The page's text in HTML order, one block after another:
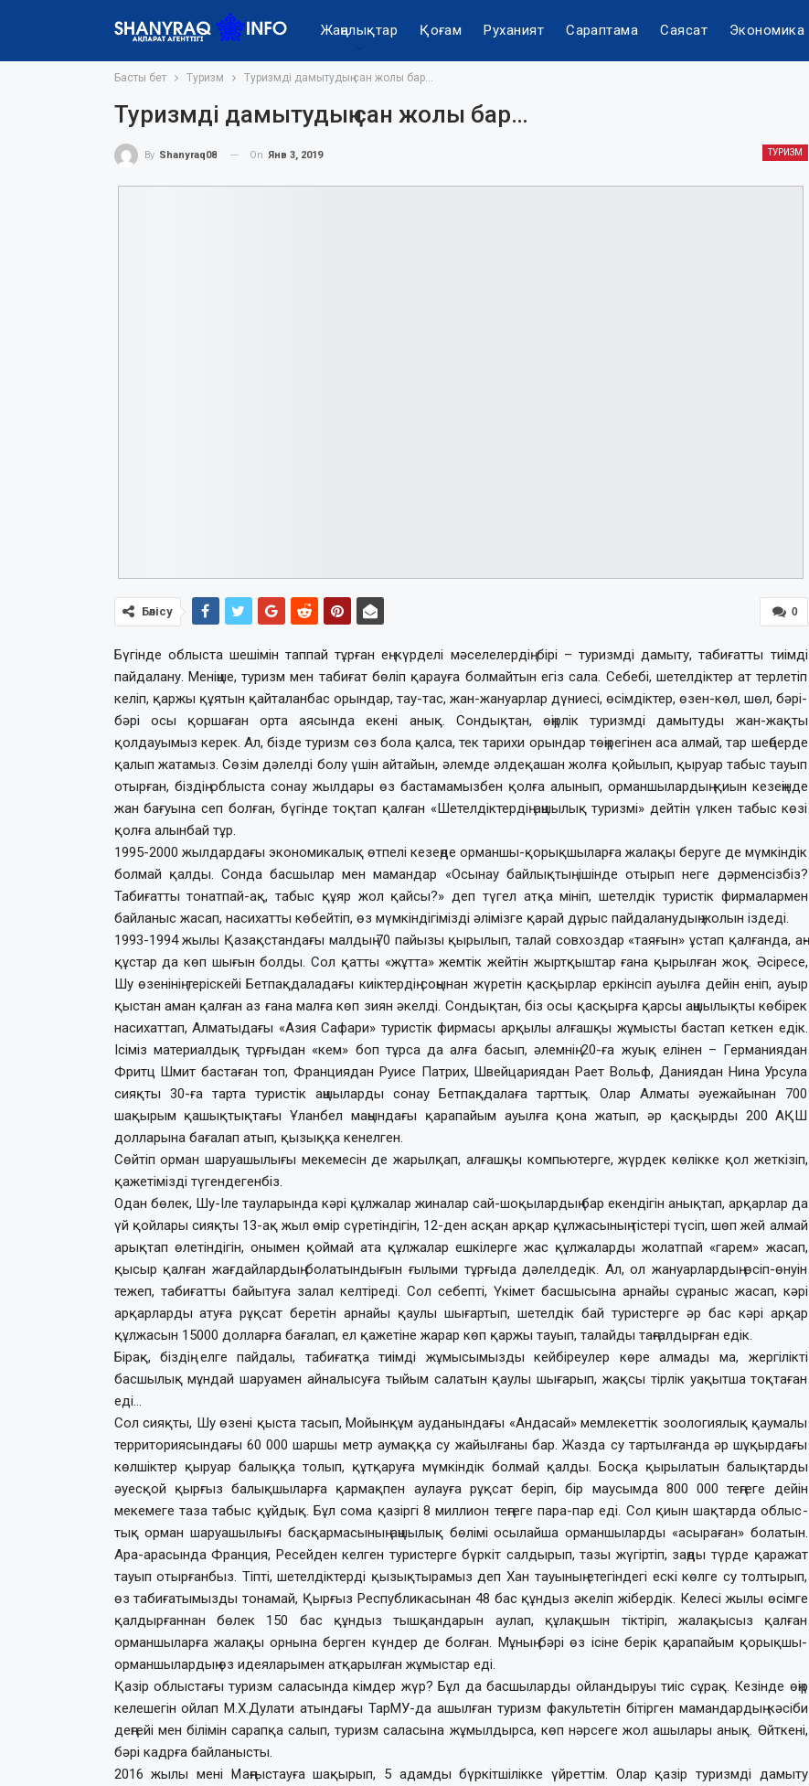
Жаңалықтар Қоғам Руханият Сараптама Саясат Экономика
Басты бет Туризм Туризмді дамытудың сан жолы бар…
Туризмді дамытудың сан жолы бар…
ТУРИЗМ
By Shanyraq08 On Янв 3, 2019
0
Бөлісу
Бүгінде облыста шешімін таппай тұрған ең күрделі мәселелердің бірі – туризмді дамыту, табиғатты тиімді
пайдалану. Меніңше, туризм мен табиғат бөліп қарауға болмайтын егіз сала. Себебі, шетелдіктер ат терлетіп
келіп, қаржы құятын қайталанбас орындар, тау-тас, жан-жануарлар дүниесі, өсімдіктер, өзен-көл, шөл, бәрі-
бәрі осы қоршаған орта аясында екені анық. Сондықтан, өңірлік туризмді дамытуды жан-жақты
қолдауымыз керек. Ал, бізде туризм сөз бола қалса, тек тарихи орындар төңірегінен аса алмай, тар шеңберде
қалып жатамыз. Сөзім дәлелді болу үшін айтайын, әлемде әлдеқашан жолға қойылып, қыруар табыс тауып
отырған, біздің облыста сонау жылдары өз бастамамызбен қолға алынып, орманшылардың қиын кезеңінде
жан бағуына сеп болған, бүгінде тоқтап қалған «Шетелдіктердің аңшылық туризмі» дейтін үлкен табыс көзі
қолға алынбай тұр.
1995-2000 жылдардағы экономикалық өтпелі кезеңде орманшы-қорықшыларға жалақы беруге де мүмкіндік
болмай қалды. Сонда басшылар мен мамандар «Осынау байлықтың ішінде отырып неге дәрменсізбіз?
Табиғатты тонатпай-ақ, табыс құяр жол қайсы?» деп түгел атқа мініп, шетелдік туристік фирмалармен
байланыс жасап, насихатты көбейтіп, өз мүмкіндігімізді әлімізге қарай дұрыс пайдаланудың жолын іздеді.
1993-1994 жылы Қазақстандағы малдың 70 пайызы қырылып, талай совхоздар «таяғын» ұстап қалғанда, аң-
құстар да көп шығын болды. Сол қатты «жұтта» жемтік жейтін жыртқыштар ғана қырылған жоқ. Әсіресе,
Шу өзенінің теріскейі Бетпақдаладағы киіктердің соңынан жүретін қасқырлар еркінсіп ауылға дейін еніп, ауыр
қыстан аман қалған аз ғана малға көп зиян әкелді. Сондықтан, біз осы қасқырға қарсы аңшылықты көбірек
насихаттап, Алматыдағы «Азия Сафари» турис­тік фирмасы арқылы алғашқы жұмыс­ты бастап кеткен едік.
Ісіміз материал­дық тұрғыдан «кем» боп тұрса да алға басып, әлемнің 20-ға жуық елінен – Германиядан
Фритц Шмит бастаған топ, Франциядан Руисе Патрих, Швейцариядан Рает Вольф, Даниядан Нина Урсула
сияқты 30-ға тарта туристік аңшыларды сонау Бетпақдалаға тарттық. Олар Алматы әуежайынан 700
шақырым қашықтықтағы Ұланбел маңындағы қарапайым ауылға қона жатып, әр қасқырды 200 АҚШ
долларына бағалап атып, қызыққа кенелген.
Сөйтіп орман шаруашылығы мекемесін де жарылқап, алғашқы компьютерге, жүрдек көлікке қол жеткізіп,
қажетімізді түгендегенбіз.
Одан бөлек, Шу-Іле тауларында кәрі құлжалар жиналар сай-шоқылардың бар екендігін анықтап, арқарлар да
үй қойлары сияқты 13-ақ жыл өмір сүретіндігін, 12-ден асқан арқар құлжасының тістері түсіп, шөп жей алмай
арықтап өлетіндігін, онымен қоймай ата құлжалар ешкілерге жас құлжаларды жолатпай «гарем» жасап,
қысыр қалған жағдайлардың болатындығын ғылыми тұрғыда дәлелдедік. Ал, ол жануарлардың өсіп-өнуін
тежеп, табиғатты байытуға залал келтіреді. Сол себепті, Үкімет басшысына арнайы сұраныс жасап, кәрі
арқарларды атуға рұқсат беретін арнайы қаулы шығартып, шетелдік бай туристерге әр бас кәрі арқар
құлжасын 15000 долларға бағалап, ел қажетіне жарар көп қаржы тауып, талайды таңғалдырған едік.
Бірақ, біздің елге пайдалы, табиғат­қа тиімді жұмысымызды кейбіреулер көре алмады ма, жергілікті
басшылық мұндай шаруамен айналысуға тыйым салатын қаулы шығарып, жақсы тірлік уақытша тоқтаған
еді…
Сол сияқты, Шу өзені қыста тасып, Мойынқұм ауданындағы «Андасай» мемлекеттік зоологиялық қаумалы
территориясындағы 60 000 шаршы метр аумаққа су жайылғаны бар. Жазда су тартылғанда әр шұқырдағы
көлшіктер қыруар балыққа толып, құтқаруға мүмкіндік болмай қалды. Босқа қырылатын балықтарды
әуесқой қырғыз балықшыларға қармақпен аулауға рұқсат беріп, бір маусымда 800 000 теңгеге дейін
мекемеге таза табыс құйдық. Бұл сома қазіргі 8 миллион теңгеге пара-пар еді. Сол қиын шақтарда облыс­
тық орман шаруашылығы басқар­ма­сының аңшылық бөлімі осылайша орманшыларды «асыра­ған» болатын.
Ара-арасында Франция, Ресейден келген турис­тер­ге бүркіт салдырып, тазы жүгіртіп, заңды түрде қаражат
тауып отырғанбыз. Тіпті, шетелдіктерді қызықтырамыз деп Хан тауының етегіндегі ескі көлге су толтырып,
өз табиғатымызды тонамай, Қырғыз Республикасынан 48 бас құндыз әкеліп жібердік. Келесі жылы өсімге
қалдырғаннан бөлек 150 бас құндыз тышқандарын аулап, құлақшын тіктіріп, жалақысыз қалған
орманшыларға жалақы орнына берген күндер де болған. Мұның бәрі өз ісіне берік қарапайым қорықшы-
орманшылардың өз идеяларымен атқарылған жұмыстар еді.
Қазір облыстағы туризм сала­сында кімдер жүр? Бұл да басшы­ларды ойландыруы тиіс сұрақ. Кезін­де өңір
келешегін ойлап М.Х.Дулати атындағы ТарМУ-да ашыл­ған туризм факультетін бітірген мамандардың кәсіби
деңгейі мен білімін сарапқа салып, туризм саласына жұмылдырса, көп нәрсеге жол ашылары анық. Өйткені,
бәрі кадрға байланысты.
2016 жылы мені Маңғыстауға шақырып, 5 адамды бүркітшілікке үйреттім. Олар қазір туризмді дамыту